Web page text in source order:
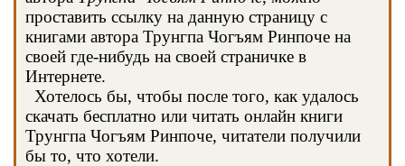
проставить ссылку на данную страницу с
книгами автора Трунгпа Чогъям Ринпоче на
своей где-нибудь на своей страничке в
Интернете.
Хотелось бы, чтобы после того, как удалось
скачать бесплатно или читать онлайн книги
Трунгпа Чогъям Ринпоче, читатели получили
бы то, что хотели.